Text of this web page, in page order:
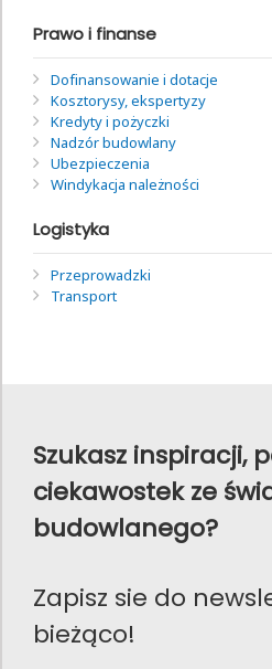
Prawo i finanse
Dofinansowanie i dotacje
Kosztorysy, ekspertyzy
Kredyty i pożyczki
Nadzór budowlany
Ubezpieczenia
Windykacja należności
Logistyka
Przeprowadzki
Transport
Szukasz inspiracji,
ciekawostek ze
budowlanego?
Zapisz sie do
bieżąco!